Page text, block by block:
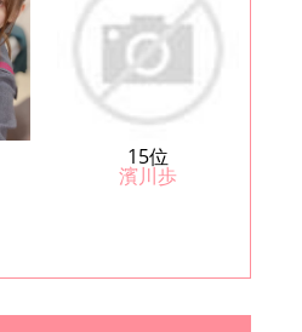
15位
濱川歩